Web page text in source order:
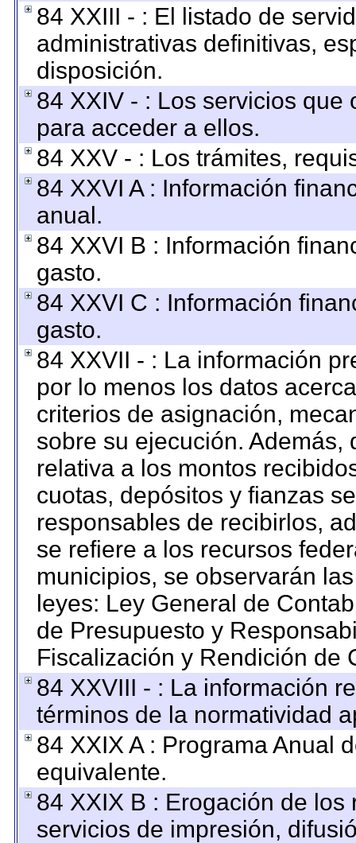
84 XXIII - : El listado de
administrativas definitivas,
disposición.
84 XXIV - : Los servicios
para acceder a ellos.
84 XXV - : Los trámites,
84 XXVI A : Información
anual.
84 XXVI B : Información
gasto.
84 XXVI C : Información
gasto.
84 XXVII - : La información
por lo menos los datos
criterios de asignación,
sobre su ejecución.
relativa a los montos
cuotas, depósitos y fianzas
responsables de recibirlos,
se refiere a los recursos
municipios, se observarán
leyes: Ley General de
de Presupuesto y
Fiscalización y Rendición de
84 XXVIII - : La información
términos de la normatividad
84 XXIX A : Programa Anual
equivalente.
84 XXIX B : Erogación de
servicios de impresión,